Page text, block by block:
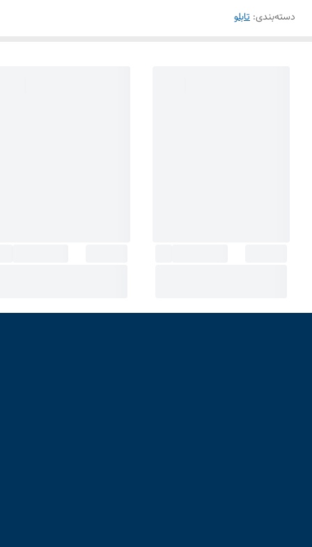
دسته‌بندی: تابلو